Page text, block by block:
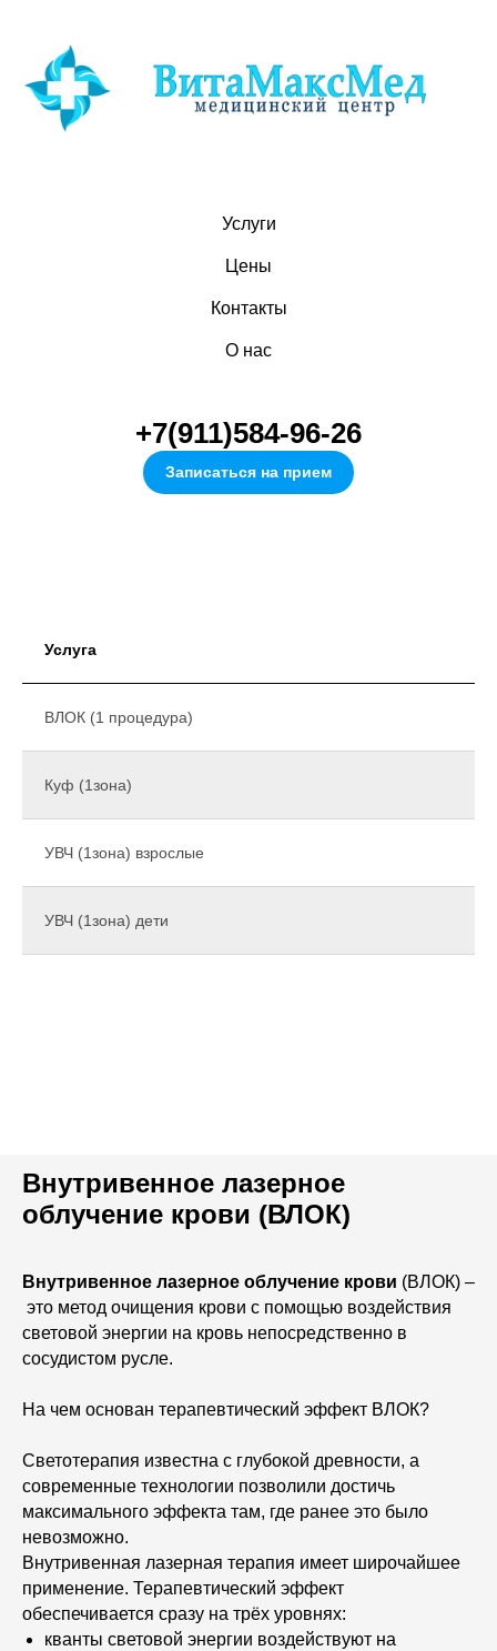
Услуги
Цены
Контакты
О нас
+7(911)584-96-26
Записаться на прием
Услуга
ВЛОК (1 процедура)
Куф (1зона)
УВЧ (1зона) взрослые
УВЧ (1зона) дети
Внутривенное лазерное
облучение крови (ВЛОК)
Внутривенное лазерное облучение крови (ВЛОК) –
это метод очищения крови с помощью воздействия
световой энергии на кровь непосредственно в
сосудистом русле.
На чем основан терапевтический эффект ВЛОК?
Светотерапия известна с глубокой древности, а
современные технологии позволили достичь
максимального эффекта там, где ранее это было
невозможно.
Внутривенная лазерная терапия имеет широчайшее
применение. Терапевтический эффект
обеспечивается сразу на трёх уровнях:
кванты световой энергии воздействуют на